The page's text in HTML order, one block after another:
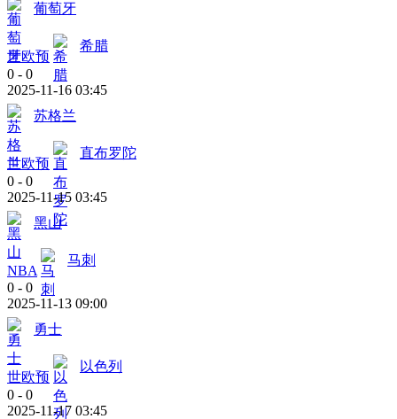
葡萄牙
世欧预
希腊
0 - 0
2025-11-16 03:45
苏格兰
世欧预
直布罗陀
0 - 0
2025-11-15 03:45
黑山
NBA
马刺
0 - 0
2025-11-13 09:00
勇士
世欧预
以色列
0 - 0
2025-11-17 03:45